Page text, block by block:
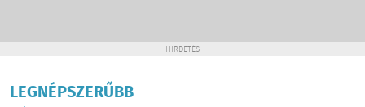
HIRDETÉS
LEGNÉPSZERŰBB